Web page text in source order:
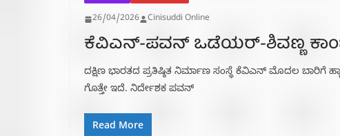
26/04/2026 Cinisuddi Online
ಕೆವಿಎನ್-ಪವನ್ ಒಡೆಯರ್-ಶಿವಣ್ಣ
ದಕ್ಷಿಣ ಭಾರತದ ಪ್ರತಿಷ್ಠಿತ ನಿರ್ಮಾಣ ಸಂಸ್ಥೆ ಕೆವಿಎನ್ ಮೊದಲ ಬಾರಿಗೆ
ಗೊತ್ತೇ ಇದೆ. ನಿರ್ದೇಶಕ ಪವನ್‌
Read More